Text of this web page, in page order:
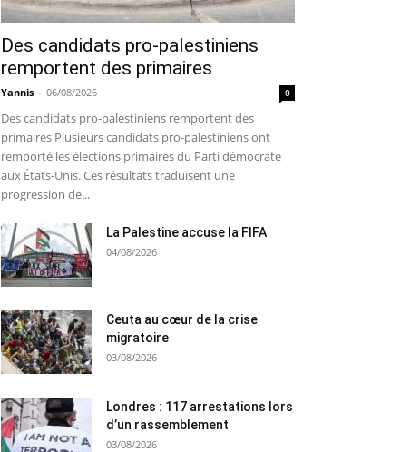
Des candidats pro-palestiniens
remportent des primaires
Yannis - 06/08/2026 0
Des candidats pro-palestiniens remportent des
primaires Plusieurs candidats pro-palestiniens ont
remporté les élections primaires du Parti démocrate
aux États-Unis. Ces résultats traduisent une
progression de...
La Palestine accuse la FIFA
04/08/2026
Ceuta au cœur de la crise
migratoire
03/08/2026
Londres : 117 arrestations lors
d’un rassemblement
03/08/2026